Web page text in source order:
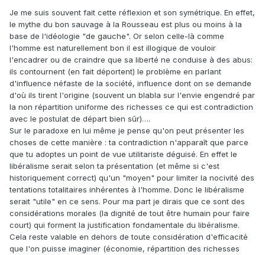
Je me suis souvent fait cette réflexion et son symétrique. En effet,
le mythe du bon sauvage à la Rousseau est plus ou moins à la
base de l'idéologie "de gauche". Or selon celle-là comme
l'homme est naturellement bon il est illogique de vouloir
l'encadrer ou de craindre que sa liberté ne conduise à des abus:
ils contournent (en fait déportent) le problème en parlant
d'influence néfaste de la société, influence dont on se demande
d'où ils tirent l'origine (souvent un blabla sur l'envie engendré par
la non répartition uniforme des richesses ce qui est contradiction
avec le postulat de départ bien sûr)….
Sur le paradoxe en lui même je pense qu'on peut présenter les
choses de cette manière : ta contradiction n'apparaît que parce
que tu adoptes un point de vue utilitariste déguisé. En effet le
libéralisme serait selon ta présentation (et même si c'est
historiquement correct) qu'un "moyen" pour limiter la nocivité des
tentations totalitaires inhérentes à l'homme. Donc le libéralisme
serait "utile" en ce sens. Pour ma part je dirais que ce sont des
considérations morales (la dignité de tout être humain pour faire
court) qui forment la justification fondamentale du libéralisme.
Cela reste valable en dehors de toute considération d'efficacité
que l'on puisse imaginer (économie, répartition des richesses